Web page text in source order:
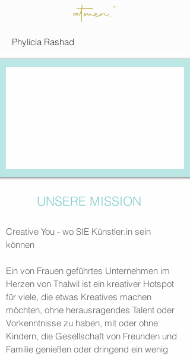
atmen.“
Phylicia Rashad
UNSERE MISSION
Creative You - wo SIE Künstler:in sein
können
Ein von Frauen geführtes Unternehmen im
Herzen von Thalwil ist ein kreativer Hotspot
für viele, die etwas Kreatives machen
möchten, ohne herausragendes Talent oder
Vorkenntnisse zu haben, mit oder ohne
Kindern, die Gesellschaft von Freunden und
Familie genießen oder dringend ein wenig